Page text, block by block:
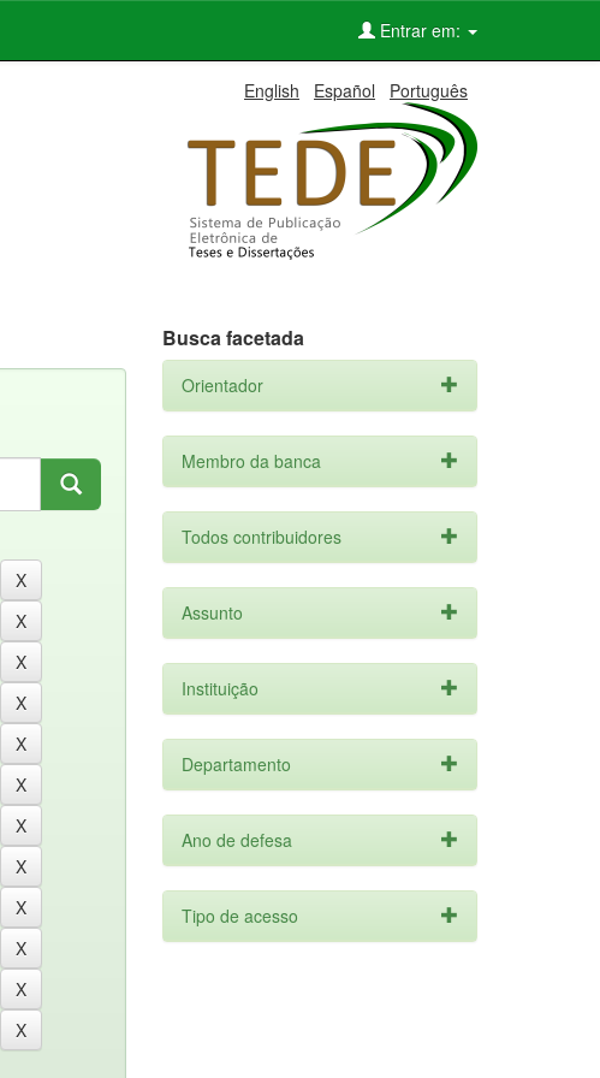
Entrar em:
English Español Português
Busca facetada
Orientador
Membro da banca
Todos contribuidores
Assunto
Instituição
Departamento
Ano de defesa
Tipo de acesso